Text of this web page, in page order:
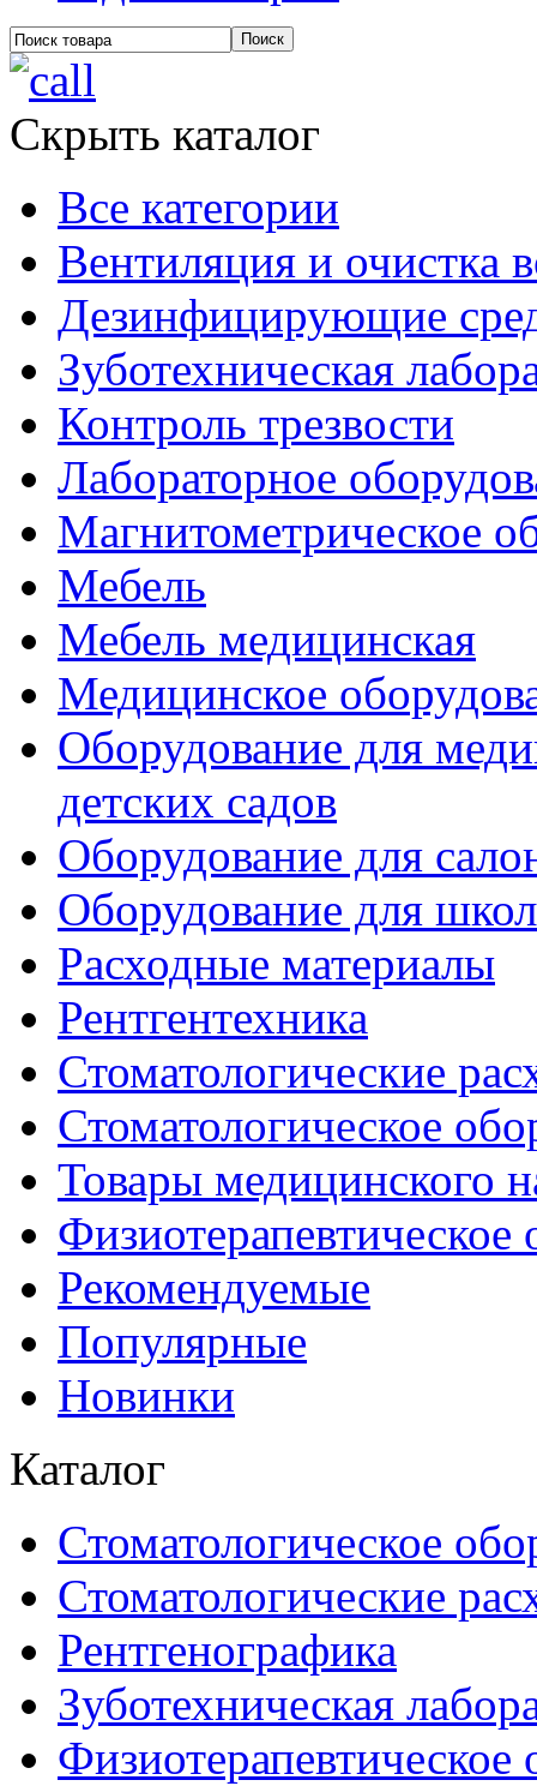
Скрыть каталог
Все категории
Вентиляция и очистка
Дезинфицирующие
Зуботехническая
Контроль трезвости
Лабораторное
Магнитометрическое
Мебель
Мебель медицинская
Медицинское
Оборудование для
детских садов
Оборудование для
Оборудование для
Расходные материалы
Рентгентехника
Стоматологические
Стоматологическое
Товары медицинского
Физиотерапевтическое
Рекомендуемые
Популярные
Новинки
Каталог
Стоматологическое
Стоматологические
Рентгенографика
Зуботехническая
Физиотерапевтическое